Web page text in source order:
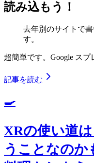
読み込もう！
去年別のサイトで
す。
超簡単です。Google ス
記事を読む
🍳
XRの使い道
うことなのか